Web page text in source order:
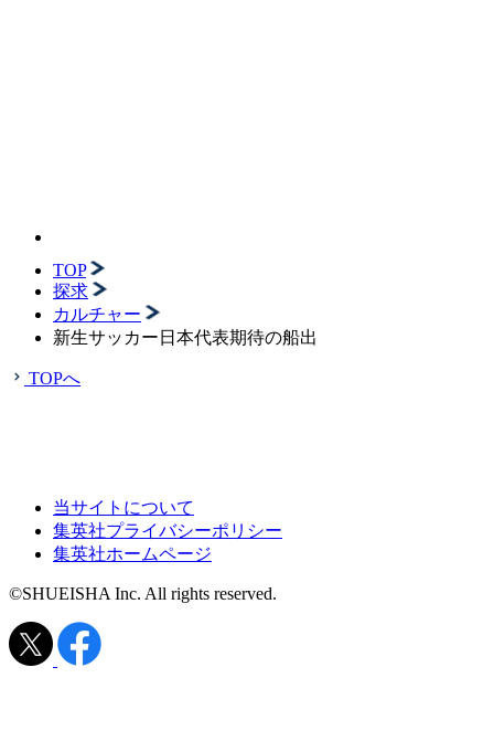
TOP
探求
カルチャー
新生サッカー日本代表期待の船出
TOPへ
当サイトについて
集英社プライバシーポリシー
集英社ホームページ
©SHUEISHA Inc. All rights reserved.